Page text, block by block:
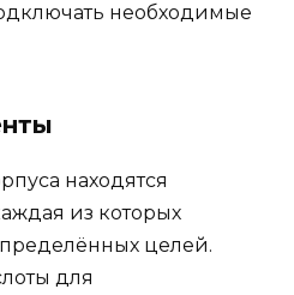
необходимые
находятся
из которых
целей.
для